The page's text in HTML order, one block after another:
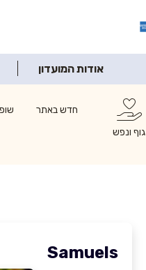
אודות המועדון
גוף ונפש
חדש באתר
Samuels